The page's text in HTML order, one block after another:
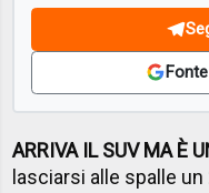
ARRIVA IL SUV MA È
lasciarsi alle spalle